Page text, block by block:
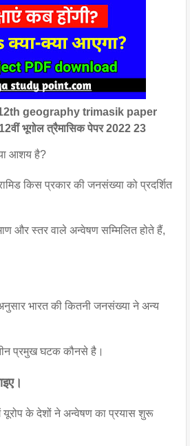
geography trimasik paper
भूगोल त्रैमासिक पेपर 2022 23
आशय है?
किस प्रकार की जनसंख्या को प्रदर्शित
और स्तर वाले अन्वेषण सम्मिलित होते हैं,
भारत की कितनी जनसंख्या ने अन्य
प्रमुख घटक कौनसे है।
यूरोप के देशों ने अन्वेषण का प्रयास शुरू